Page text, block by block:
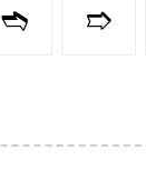
➬ ➱